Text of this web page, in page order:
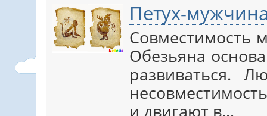
Петух-
Совместимость
Обезьяна
развиваться.
и двигают в…